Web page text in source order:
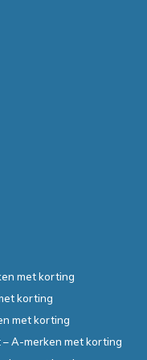
met korting
korting
met korting
A-merken met korting